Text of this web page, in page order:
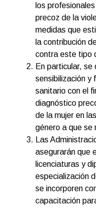
los
precoz de la
medidas que
la contribución
contra este tipo
En particular,
sensibilización y
sanitario con el
diagnóstico
de la mujer en
género a que se
Las
asegurarán que
licenciaturas y
especialización
se incorporen
capacitación